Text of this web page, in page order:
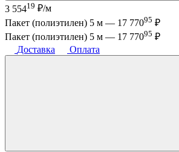
3 55419 ₽/м
Пакет (полиэтилен) 5 м — 17 77095 ₽
Пакет (полиэтилен) 5 м — 17 77095 ₽
Доставка
Оплата